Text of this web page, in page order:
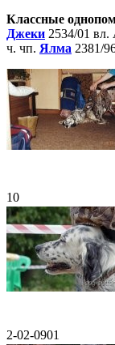
Классные
Джеки 2534/01
ч. чп. Ялма 2381/
10
2-02-0901